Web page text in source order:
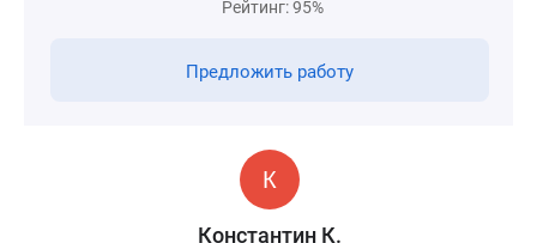
Рейтинг: 95%
Предложить работу
Константин К.